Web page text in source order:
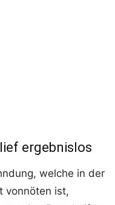
ergebnislos
welche in der
vonnöten ist,